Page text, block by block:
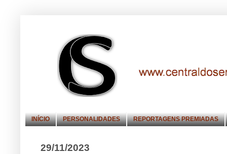
INÍCIO PERSONALIDADES REPORTAGENS PREMIADAS
29/11/2023